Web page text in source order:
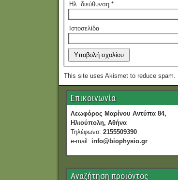
Ηλ. διεύθυνση *
Ιστοσελίδα
This site uses Akismet to reduce spam.
Επικοινωνία
Λεωφόρος Μαρίνου Αντύπα 84,
Ηλιούπολη, Αθήνα
Τηλέφωνο:2155509390
e-mail: info@biophysio.gr
Αναζήτηση προϊόντος